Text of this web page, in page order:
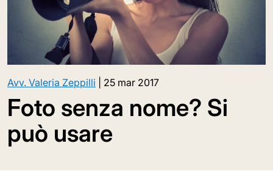
Avv. Valeria Zeppilli 25 mar 2017
Foto senza nome? Si
può usare